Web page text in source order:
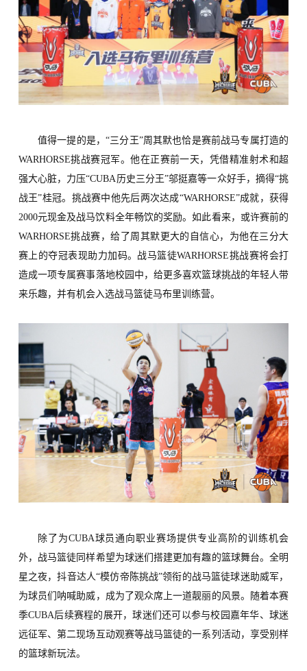
值得一提的是，“三分王”周其默也恰是赛前战马专属打造的
WARHORSE挑战赛冠军。他在正赛前一天，凭借精准射术和超
强大心脏，力压“CUBA历史三分王”邬挺嘉等一众好手，摘得“挑
战王”桂冠。 挑战赛中他先后两次达成“WARHORSE”成就， 获得
2000元现金及战马饮料全年畅饮的奖励。如此看来，或许赛前的
WARHORSE挑战赛，给了周其默更大的自信心，为他在三分大
赛上的夺冠表现助力加码。 战马篮徒WARHORSE挑战赛将会打
造成一项专属赛事落地校园中，给更多喜欢篮球挑战的年轻人带
来乐趣，并有机会入选战马篮徒马布里训练营。
除了为CUBA球员通向职业赛场提供专业高阶的训练机会
外，战马篮徒 同样希望为球迷们搭建更加有趣的篮球舞台。全明
星之夜，抖音达人“模仿帝陈挑战”领衔的战马篮徒球迷助威军 ，
为球员们呐喊助威，成为了观众席上一道靓丽的风景。随着本赛
季CUBA后续赛程的展开，球迷们还可以参与校园嘉年华、球迷
远征军、第二现场互动观赛等战马篮徒的一系列活动，享受别样
的篮球新玩法。